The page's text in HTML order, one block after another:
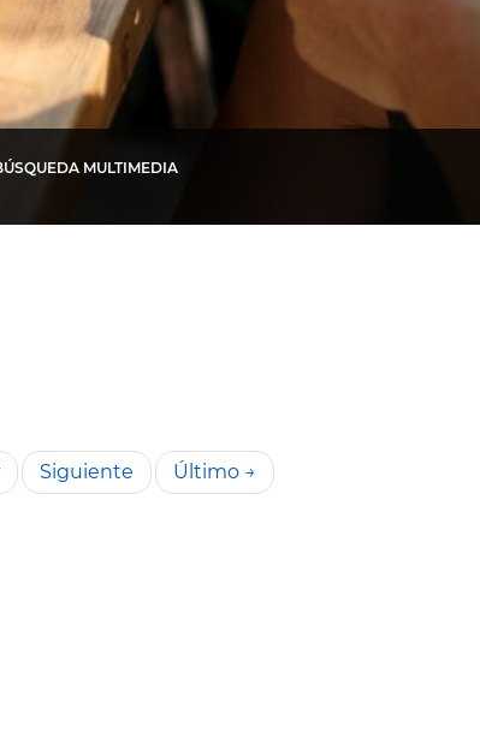
MULTIMEDIA
Siguiente Último →